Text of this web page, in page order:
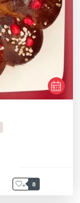
8